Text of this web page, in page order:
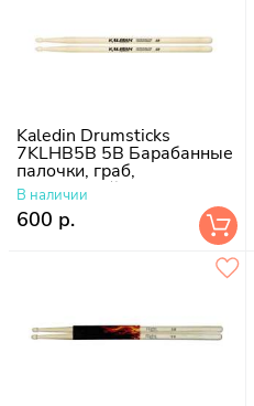
Kaledin Drumsticks
7KLHB5B 5B Барабанные
палочки, граб,
деревянный наконечник
В наличии
600 р.